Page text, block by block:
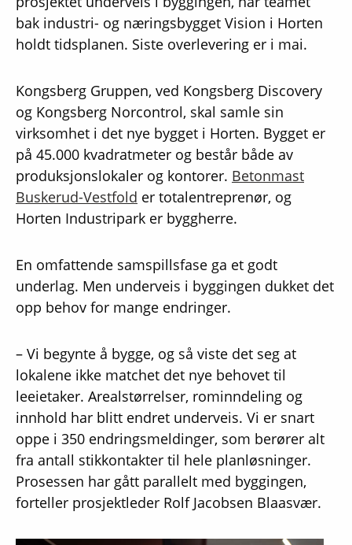
bak industri- og næringsbygget Vision i Horten
holdt tidsplanen. Siste overlevering er i mai.
Kongsberg Gruppen, ved Kongsberg Discovery
og Kongsberg Norcontrol, skal samle sin
virksomhet i det nye bygget i Horten. Bygget er
på 45.000 kvadratmeter og består både av
produksjonslokaler og kontorer. Betonmast
Buskerud-Vestfold er totalentreprenør, og
Horten Industripark er byggherre.
En omfattende samspillsfase ga et godt
underlag. Men underveis i byggingen dukket det
opp behov for mange endringer.
– Vi begynte å bygge, og så viste det seg at
lokalene ikke matchet det nye behovet til
leeietaker. Arealstørrelser, rominndeling og
innhold har blitt endret underveis. Vi er snart
oppe i 350 endringsmeldinger, som berører alt
fra antall stikkontakter til hele planløsninger.
Prosessen har gått parallelt med byggingen,
forteller prosjektleder Rolf Jacobsen Blaasvær.